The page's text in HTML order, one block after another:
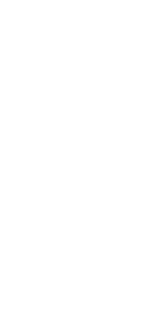
der Art der Arbeit und
sowie